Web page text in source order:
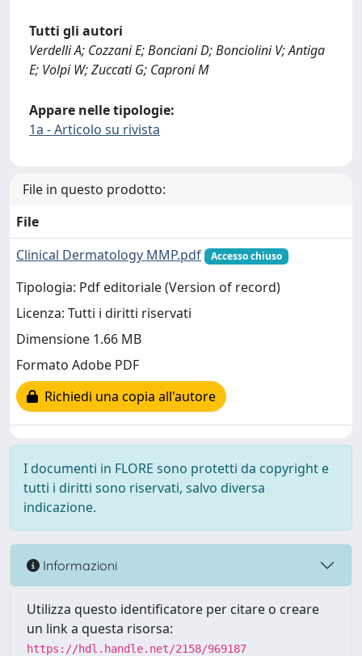
Tutti gli autori
Verdelli A; Cozzani E; Bonciani D; Bonciolini V; Antiga
E; Volpi W; Zuccati G; Caproni M
Appare nelle tipologie:
1a - Articolo su rivista
File in questo prodotto:
File
Clinical Dermatology MMP.pdf
Accesso chiuso
Tipologia: Pdf editoriale (Version of record)
Licenza: Tutti i diritti riservati
Dimensione 1.66 MB
Formato Adobe PDF
Richiedi una copia all'autore
I documenti in FLORE sono protetti da copyright e
tutti i diritti sono riservati, salvo diversa
indicazione.
Informazioni
Utilizza questo identificatore per citare o creare
un link a questa risorsa:
https://hdl.handle.net/2158/969187